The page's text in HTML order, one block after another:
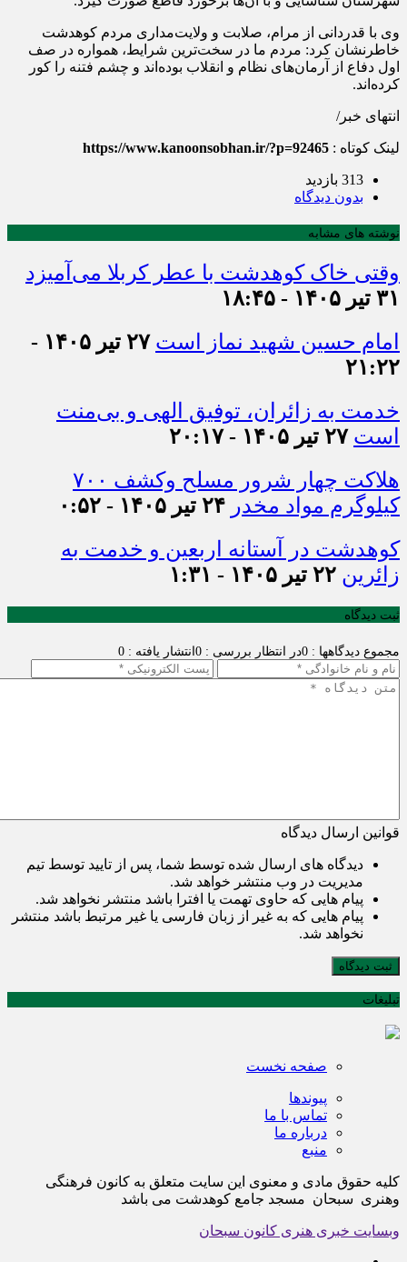
وی با قدردانی از مرام، صلابت و ولایت‌مداری مردم کوهدشت
خاطرنشان کرد: مردم ما در سخت‌ترین شرایط، همواره در صف
اول دفاع از آرمان‌های نظام و انقلاب بوده‌اند و چشم فتنه را کور
کرده‌اند.
انتهای خبر/
لینک کوتاه : https://www.kanoonsobhan.ir/?p=92465
313 بازدید
بدون دیدگاه
نوشته های مشابه
وقتی خاک کوهدشت با عطر کربلا می‌آمیزد
۳۱ تیر ۱۴۰۵ - ۱۸:۴۵
امام حسین شهید نماز است
۲۷ تیر ۱۴۰۵ -
۲۱:۲۲
خدمت به زائران، توفیق الهی و بی‌منت
است ۲۷ تیر ۱۴۰۵ - ۲۰:۱۷
هلاکت چهار شرور مسلح وکشف ۷۰۰
کیلوگرم مواد مخدر ۲۴ تیر ۱۴۰۵ - ۰:۵۲
کوهدشت در آستانه اربعین و خدمت‌ به
زائرین ۲۲ تیر ۱۴۰۵ - ۱:۳۱
ثبت دیدگاه
مجموع دیدگاهها : 0 در انتظار بررسی : 0 انتشار یافته : 0
قوانین ارسال دیدگاه
دیدگاه های ارسال شده توسط شما، پس از تایید توسط تیم
مدیریت در وب منتشر خواهد شد.
پیام هایی که حاوی تهمت یا افترا باشد منتشر نخواهد شد.
پیام هایی که به غیر از زبان فارسی یا غیر مرتبط باشد منتشر
نخواهد شد.
ثبت دیدگاه
تبلیغات
صفحه نخست
پیوندها
تماس با ما
درباره ما
منبع
کلیه حقوق مادی و معنوی این سایت متعلق به کانون فرهنگی
وهنری سبحان مسجد جامع کوهدشت می باشد
وبسایت خبری هنری کانون سبحان